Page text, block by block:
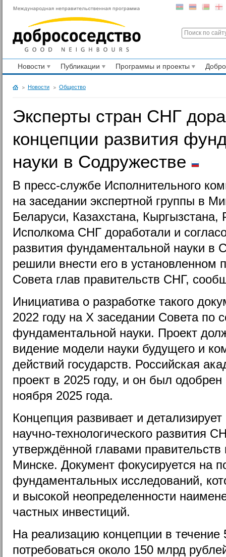
Новости Публикации Программы и проекты
Новости Общество
Эксперты стран СНГ
концепции развития
науки в Содружестве
В пресс-службе Исполнительного
на заседании экспертной группы в
Беларуси, Казахстана, Кыргызстана,
Исполкома СНГ доработали и
развития фундаментальной науки в
решили внести его в установленном
Совета глав правительств СНГ,
Инициатива о разработке такого
2022 году на Х заседании Совета по
фундаментальной науки. Проект
видение модели науки будущего и
действий государств. Российская
проект в 2025 году, и он был
ноября 2025 года.
Концепция развивает и
научно-технологического развития
утверждённой главами правительств
Минске. Документ фокусируется на
фундаментальных исследований,
и высокой неопределенности
частных инвестиций.
На реализацию концепции в течение
потребоваться около 150 млрд